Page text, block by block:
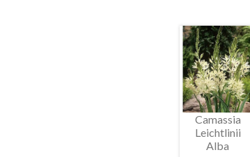
Camassia
Leichtlinii
Alba